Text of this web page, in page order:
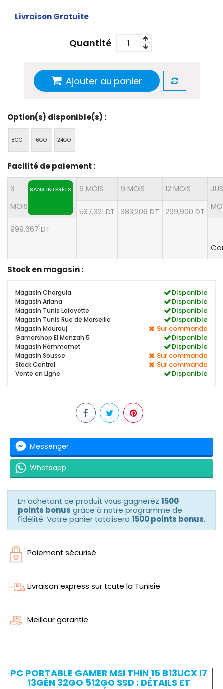
Livraison Gratuite
Quantité
Ajouter au panier
Option(s) disponible(s) :
8GO 16GO 24GO
Facilité de paiement :
3
MOIS
SANS INTÉRÊTS
999,667 DT
6 MOIS
537,321 DT
9 MOIS
383,206 DT
12 MOIS
299,900 DT
Stock en magasin :
Magasin Charguia Disponible
Magasin Ariana Disponible
Magasin Tunis Lafayette Disponible
Magasin Tunis Rue de Marseille Disponible
Magasin Mourouj Sur commande
Gamershop El Menzah 5 Disponible
Magasin Hammamet Disponible
Magasin Sousse Sur commande
Stock Central Sur commande
Vente en Ligne Disponible
Messenger
Whatsapp
En achetant ce produit vous gagnerez 1500
points bonus grâce à notre programme de
fidélité. Votre panier totalisera 1500 points bonus.
Paiement sécurisé
Livraison express sur toute la Tunisie
Meilleur garantie
PC PORTABLE GAMER MSI THIN 15 B13UCX I7
13GÉN 32GO 512GO SSD : DÉTAILS ET